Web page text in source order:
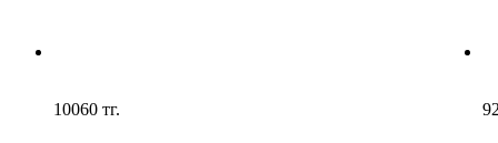
10060 тг.